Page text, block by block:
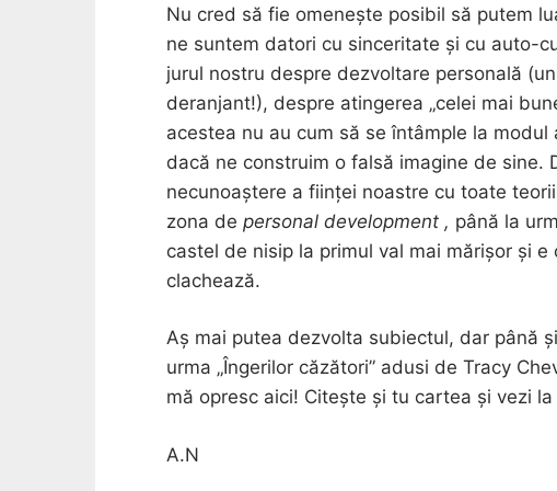
Nu cred să fie omenește posibil să putem
ne suntem datori cu sinceritate și cu auto-
jurul nostru despre dezvoltare personală
deranjant!), despre atingerea „celei mai
acestea nu au cum să se întâmple la
dacă ne construim o falsă imagine de sine.
necunoaștere a ființei noastre cu toate
zona de personal development , până la
castel de nisip la primul val mai mărișor și
clachează.
Aș mai putea dezvolta subiectul, dar până
urma „Îngerilor căzători” adusi de Tracy
mă opresc aici! Citește și tu cartea și vezi
A.N